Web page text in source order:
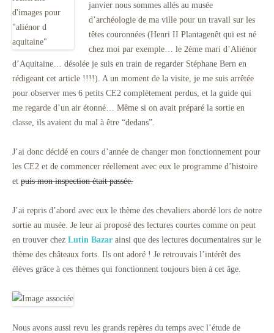
janvier nous sommes allés au musée
d’archéologie de ma ville pour un travail sur les
têtes couronnées (Henri II Plantagenêt qui est né
chez moi par exemple… le 2ème mari d’Aliénor
d’Aquitaine… désolée je suis en train de regarder Stéphane Bern en
rédigeant cet article !!!!). A un moment de la visite, je me suis arrêtée
pour observer mes 6 petits CE2 complètement perdus, et la guide qui
me regarde d’un air étonné… Même si on avait préparé la sortie en
classe, ils avaient du mal à être “dedans”.
J’ai donc décidé en cours d’année de changer mon fonctionnement pour
les CE2 et de commencer réellement avec eux le programme d’histoire
et puis mon inspection était passée.
J’ai repris d’abord avec eux le thème des chevaliers abordé lors de notre
sortie au musée. Je leur ai proposé des lectures courtes comme on peut
en trouver chez Lutin Bazar ainsi que des lectures documentaires sur le
thème des châteaux forts. Ils ont adoré ! Je retrouvais l’intérêt des
élèves grâce à ces thèmes qui fonctionnent toujours bien à cet âge.
Nous avons aussi revu les grands repères du temps avec l’étude de